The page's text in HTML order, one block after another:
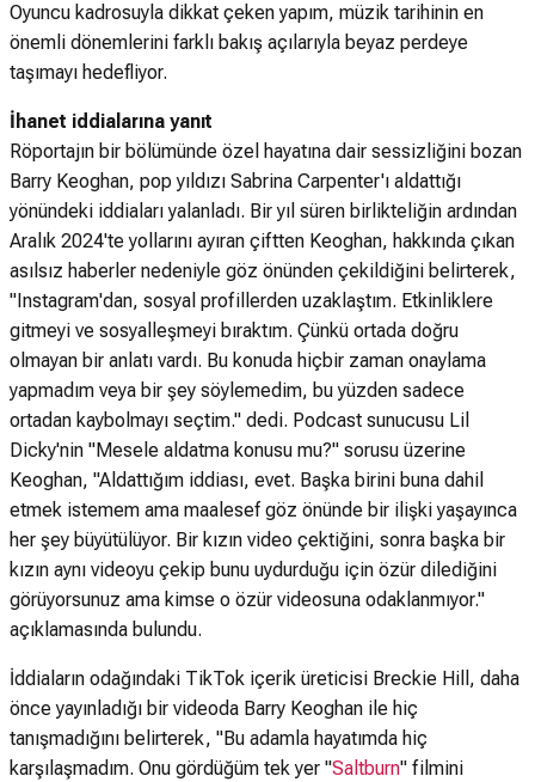
Oyuncu kadrosuyla dikkat çeken yapım, müzik tarihinin en
önemli dönemlerini farklı bakış açılarıyla beyaz perdeye
taşımayı hedefliyor.
İhanet iddialarına yanıt
Röportajın bir bölümünde özel hayatına dair sessizliğini bozan
Barry Keoghan, pop yıldızı Sabrina Carpenter'ı aldattığı
yönündeki iddiaları yalanladı. Bir yıl süren birlikteliğin ardından
Aralık 2024'te yollarını ayıran çiftten Keoghan, hakkında çıkan
asılsız haberler nedeniyle göz önünden çekildiğini belirterek,
"Instagram'dan, sosyal profillerden uzaklaştım. Etkinliklere
gitmeyi ve sosyalleşmeyi bıraktım. Çünkü ortada doğru
olmayan bir anlatı vardı. Bu konuda hiçbir zaman onaylama
yapmadım veya bir şey söylemedim, bu yüzden sadece
ortadan kaybolmayı seçtim." dedi. Podcast sunucusu Lil
Dicky'nin "Mesele aldatma konusu mu?" sorusu üzerine
Keoghan, "Aldattığım iddiası, evet. Başka birini buna dahil
etmek istemem ama maalesef göz önünde bir ilişki yaşayınca
her şey büyütülüyor. Bir kızın video çektiğini, sonra başka bir
kızın aynı videoyu çekip bunu uydurduğu için özür dilediğini
görüyorsunuz ama kimse o özür videosuna odaklanmıyor."
açıklamasında bulundu.
İddiaların odağındaki TikTok içerik üreticisi Breckie Hill, daha
önce yayınladığı bir videoda Barry Keoghan ile hiç
tanışmadığını belirterek, "Bu adamla hayatımda hiç
karşılaşmadım. Onu gördüğüm tek yer "Saltburn" filmini